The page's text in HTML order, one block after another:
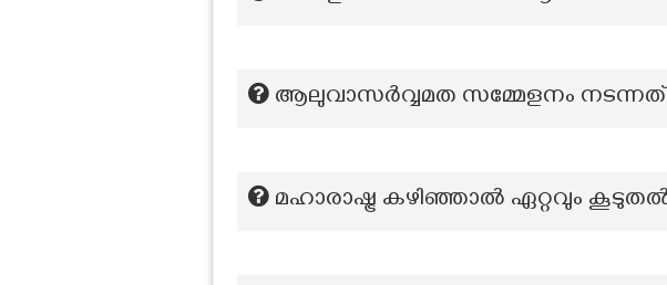
ആലുവാസര്‍വ്വമത സമ്മേളനം
മഹാരാഷ്ട്ര കഴിഞ്ഞാല്‍ ഏറ്റവും